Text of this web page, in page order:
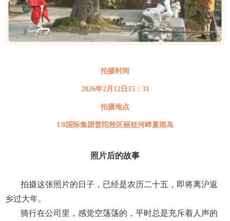
拍摄时间
2026年2月12日15：31
拍摄地点
U8国际集团普陀校区丽娃河畔夏雨岛
照片后的故事
拍摄这张照片的日子，已经是农历二十五，即将离沪返
乡过大年。
骑行在公司里，感觉空荡荡的，平时总是充斥着人声的